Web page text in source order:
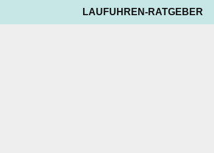
LAUFUHREN-RATGEBER